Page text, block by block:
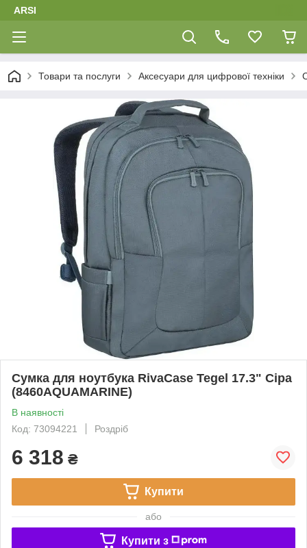
ARSI
Товари та послуги Аксесуари для цифрової техніки
Сумка для ноутбука RivaCase Tegel 17.3" Сіра
(8460AQUAMARINE)
В наявності
Код: 73094221
Роздріб
6 318 ₴
Купити
або
Купити з